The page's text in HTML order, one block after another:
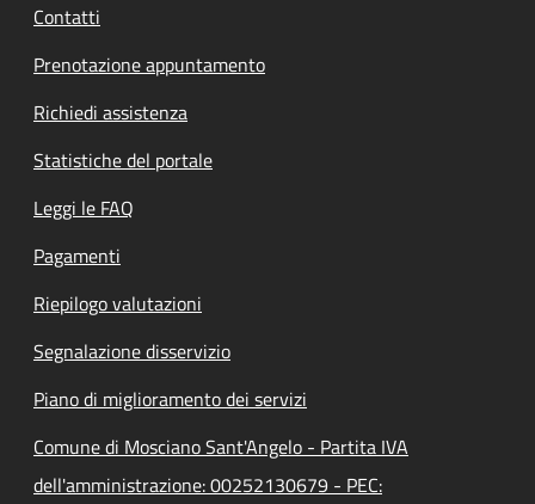
Contatti
Prenotazione appuntamento
Richiedi assistenza
Statistiche del portale
Leggi le FAQ
Pagamenti
Riepilogo valutazioni
Segnalazione disservizio
Piano di miglioramento dei servizi
Comune di Mosciano Sant'Angelo - Partita IVA
dell'amministrazione: 00252130679 - PEC: